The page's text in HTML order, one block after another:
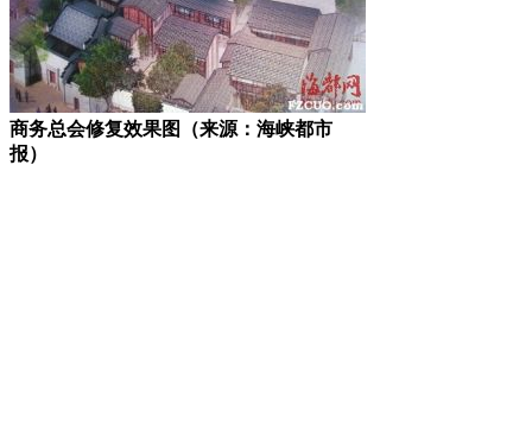
商务总会修复效果图（来源：海峡都市
报）